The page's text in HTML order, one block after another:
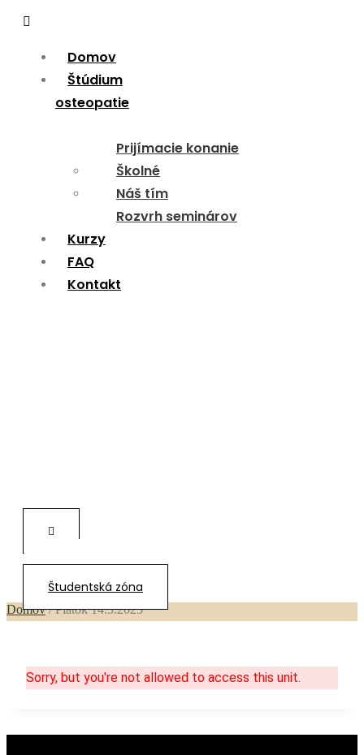
Menu
Domov
Štúdium
osteopatie
Prijímacie konanie
Školné
Náš tím
Rozvrh seminárov
Kurzy
FAQ
Kontakt
0,00€
Študentská zóna
Piatok 14.3.2025
Domov / Piatok 14.3.2025
Sorry, but you're not allowed to access this unit.